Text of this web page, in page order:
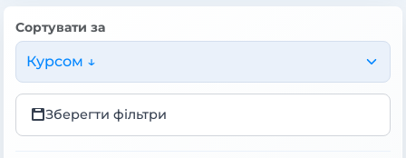
Сортувати за
Курсом ↓
Зберегти фільтри